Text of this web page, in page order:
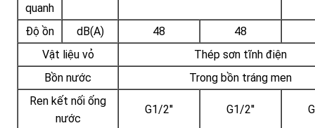
quanh
Độ ồn dB(A) 48
48
Vật liệu vỏ
Thép sơn tĩnh điện
Bồn nước
Trong bồn tráng men
Ren kết nối ống
nước
G1/2'' G1/2''